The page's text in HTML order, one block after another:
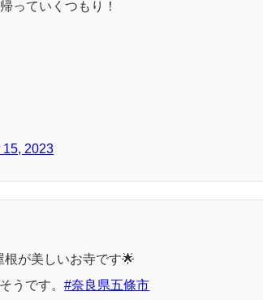
公式サイト] あをによし なら旅ネット｜五條